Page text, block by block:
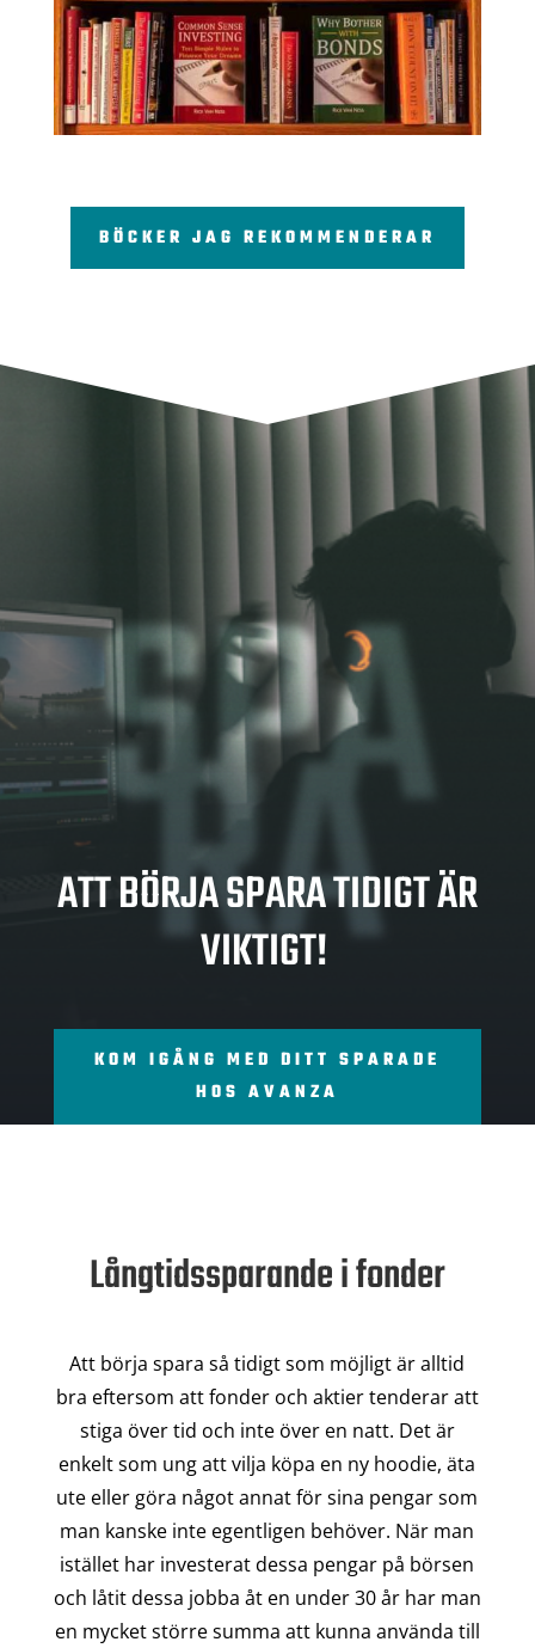
BÖCKER JAG REKOMMENDERAR
SPA
RA
ATT BÖRJA SPARA TIDIGT ÄR
VIKTIGT!
KOM IGÅNG MED DITT SPARADE
HOS AVANZA
Långtidssparande i fonder
Att börja spara så tidigt som möjligt är alltid
bra eftersom att fonder och aktier tenderar att
stiga över tid och inte över en natt. Det är
enkelt som ung att vilja köpa en ny hoodie, äta
ute eller göra något annat för sina pengar som
man kanske inte egentligen behöver. När man
istället har investerat dessa pengar på börsen
och låtit dessa jobba åt en under 30 år har man
en mycket större summa att kunna använda till